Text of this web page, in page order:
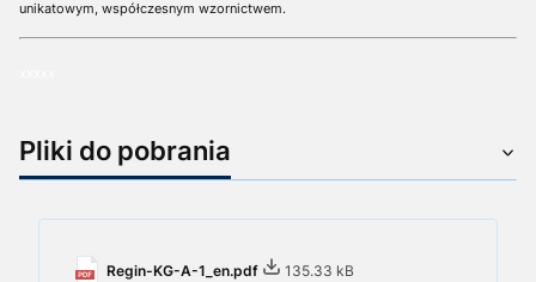
unikatowym, współczesnym wzornictwem.
Pliki do pobrania
Regin-KG-A-1_en.pdf 135.33 kB